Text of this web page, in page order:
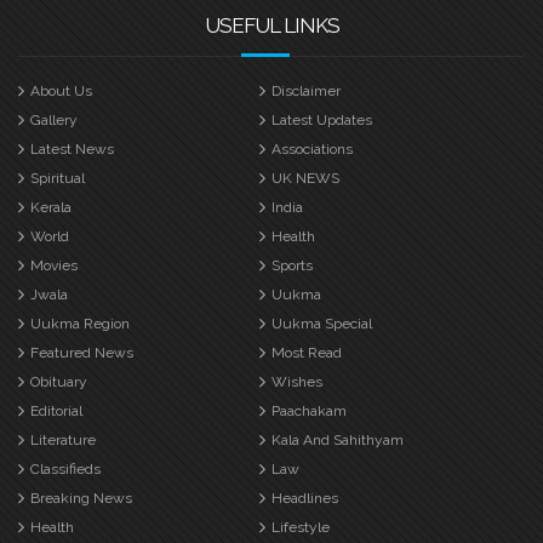
USEFUL LINKS
About Us
Disclaimer
Gallery
Latest Updates
Latest News
Associations
Spiritual
UK NEWS
Kerala
India
World
Health
Movies
Sports
Jwala
Uukma
Uukma Region
Uukma Special
Featured News
Most Read
Obituary
Wishes
Editorial
Paachakam
Literature
Kala And Sahithyam
Classifieds
Law
Breaking News
Headlines
Health
Lifestyle